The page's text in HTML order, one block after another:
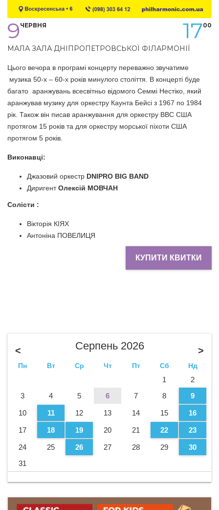
9 ЧЕРВНЯ 00
17
МАЛА ЗАЛА ДНІПРОПЕТРОВСЬКОЇ ФІЛАРМОНІЇ
Цього вечора в програмі концерту переважно звучатиме
музика 50-х – 60-х років минулого століття. В концерті буде
багато аранжувань всесвітньо відомого Семмі Нестіко, який
аранжував музику для оркестру Каунта Бейсі з 1967 по 1984
рік. Також він писав аранжування для оркестру ВВС США
протягом 15 років та для оркестру морської піхоти США
протягом 5 років.
Виконавці:
Джазовий оркестр DNIPRO BIG BAND
ДиригентОлексій МОВЧАН
Солісти :
Вікторія КІЯХ
Антоніна ПОВЕЛИЦЯ
КУПИТИ КВИТКИ
Серпень 2026 >
<
Пн Вт Ср Чт Пт Сб Нд
1
2
3
4 5 6 7 8 9
10 11 12 13 14 15 16
17 18 19 20 21 22 23
24 25 26 27 28 29
30
31